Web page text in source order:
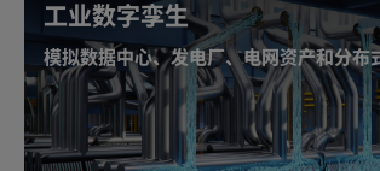
工业数字孪生
模拟数据中心、发电厂、电网资产和分布
能源公司正在通过构建数字孪生模型，对
艺，以及发电厂、风力发电场、光伏电网